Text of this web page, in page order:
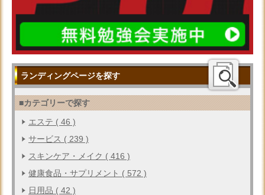
ランディングページを探す
■カテゴリーで探す
エステ ( 46 )
サービス ( 239 )
スキンケア・メイク ( 416 )
健康食品・サプリメント ( 572 )
日用品 ( 42 )